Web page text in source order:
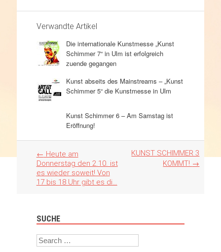
Verwandte Artikel
Die internationale Kunstmesse „Kunst
Schimmer 7“ in Ulm ist erfolgreich
zuende gegangen
Kunst abseits des Mainstreams – „Kunst
Schimmer 5“ die Kunstmesse in Ulm
Kunst Schimmer 6 – Am Samstag ist
Eröffnung!
Artikel
Navigation
← Heute am
Donnerstag den 2.10. ist
es wieder soweit! Von
17 bis 18 Uhr gibt es di…
KUNST SCHIMMER 3
KOMMT! →
SUCHE
Search